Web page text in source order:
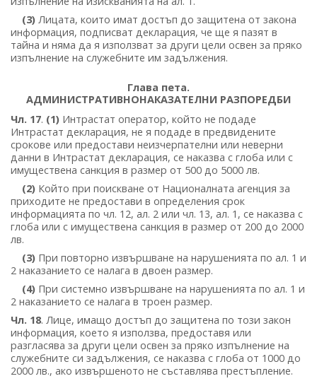
(3) Лицата, които имат достъп до защитена от закона
информация, подписват декларация, че ще я пазят в
тайна и няма да я използват за други цели освен за пряко
изпълнение на служебните им задължения.
Глава пета.
АДМИНИСТРАТИВНОНАКАЗАТЕЛНИ РАЗПОРЕДБИ
Чл. 17. (1) Интрастат оператор, който не подаде
Интрастат декларация, не я подаде в предвидените
срокове или предостави неизчерпателни или неверни
данни в Интрастат декларация, се наказва с глоба или с
имуществена санкция в размер от 500 до 5000 лв.
(2) Който при поискване от Националната агенция за
приходите не предостави в определения срок
информацията по чл. 12, ал. 2 или чл. 13, ал. 1, се наказва с
глоба или с имуществена санкция в размер от 200 до 2000
лв.
(3) При повторно извършване на нарушенията по ал. 1 и
2 наказанието се налага в двоен размер.
(4) При системно извършване на нарушенията по ал. 1 и
2 наказанието се налага в троен размер.
Чл. 18. Лице, имащо достъп до защитена по този закон
информация, което я използва, предоставя или
разгласява за други цели освен за пряко изпълнение на
служебните си задължения, се наказва с глоба от 1000 до
2000 лв., ако извършеното не съставлява престъпление.